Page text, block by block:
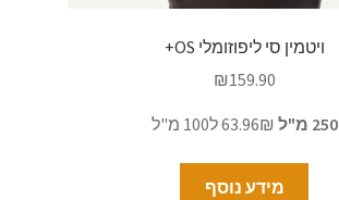
ויטמין סי ליפוזומלי OS+
₪159.90
250 מ"ל
מידע נוסף